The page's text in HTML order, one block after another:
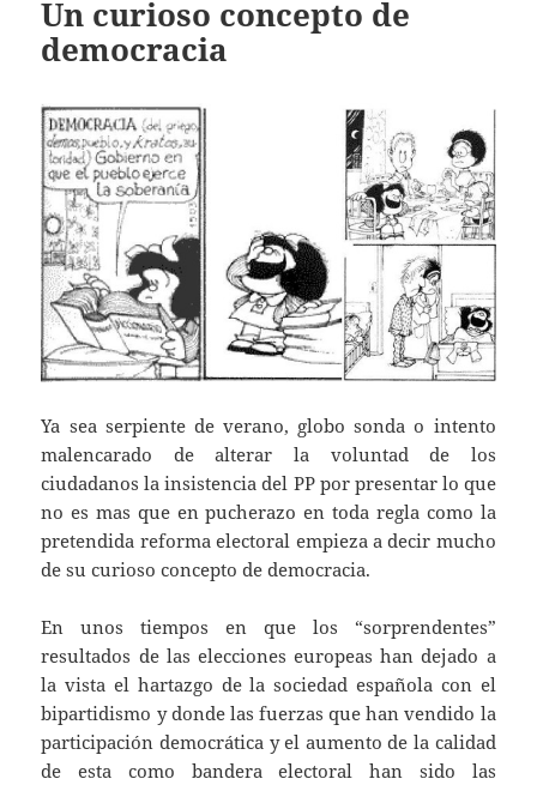
Un curioso concepto de
democracia
Ya sea serpiente de verano, globo sonda o intento
malencarado de alterar la voluntad de los
ciudadanos la insistencia del PP por presentar lo que
no es mas que en pucherazo en toda regla como la
pretendida reforma electoral empieza a decir mucho
de su curioso concepto de democracia.
En unos tiempos en que los “sorprendentes”
resultados de las elecciones europeas han dejado a
la vista el hartazgo de la sociedad española con el
bipartidismo y donde las fuerzas que han vendido la
participación democrática y el aumento de la calidad
de esta como bandera electoral han sido las